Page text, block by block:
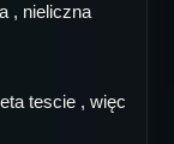
, nieliczna
tescie , więc